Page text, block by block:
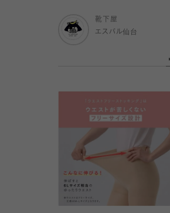
靴下屋
エスパル仙台